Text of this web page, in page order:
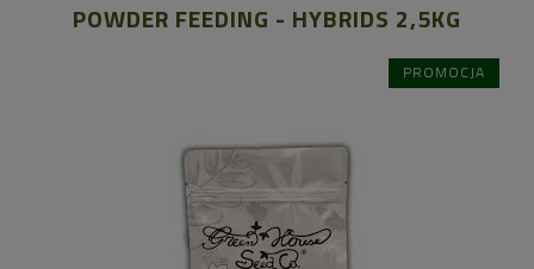
POWDER FEEDING - HYBRIDS 2,5KG
PROMOCJA